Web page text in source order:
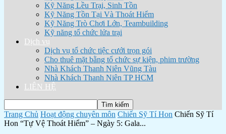
Kỹ Năng Lều Trại, Sinh Tồn
Kỹ Năng Tồn Tại Và Thoát Hiểm
Kỹ Năng Trò Chơi Lớn, Teambuilding
Kỹ năng tổ chức lửa trại
Dịch vụ
Dịch vụ tổ chức tiệc cưới trọn gói
Cho thuê mặt bằng tổ chức sự kiện, phim trường
Nhà Khách Thanh Niên Vũng Tàu
Nhà Khách Thanh Niên TP HCM
LIÊN HỆ
Trang Chủ Hoạt động chuyên môn Chiến Sỹ Tí Hon Chiến Sỹ Tí
Hon “Tự Vệ Thoát Hiểm” – Ngày 5: Gala...